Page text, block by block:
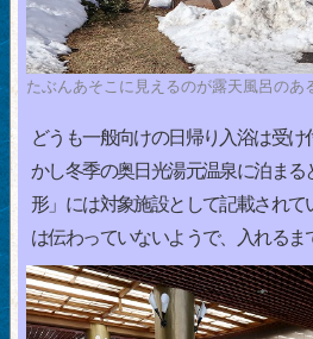
たぶんあそこに見えるのが露天風呂のあ
どうも一般向けの日帰り入浴は受
かし冬季の奥日光湯元温泉に泊まる
形」には対象施設として記載されて
は伝わっていないようで、入れるま